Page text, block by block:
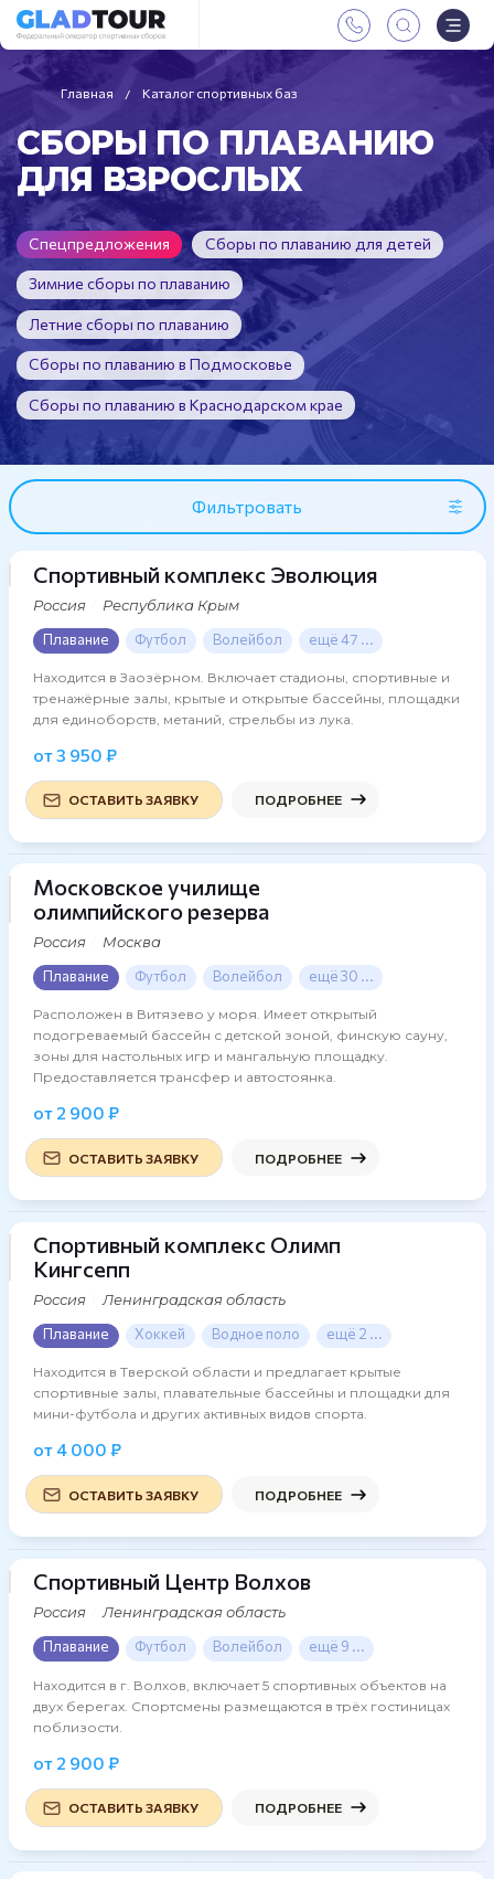
Главная Каталог спортивных баз
СБОРЫ ПО ПЛАВАНИЮ
ДЛЯ ВЗРОСЛЫХ
Спецпредложения Сборы по плаванию для детей
Зимние сборы по плаванию
Летние сборы по плаванию
Сборы по плаванию в Подмосковье
Сборы по плаванию в Краснодарском крае
Спортивный комплекс Эволюция
Россия
Республика Крым
Плавание
Футбол Волейбол ещё 47 ...
Находится в Заозёрном. Включает стадионы, спортивные и
тренажёрные залы, крытые и открытые бассейны, площадки
для единоборств, метаний, стрельбы из лука.
ОСТАВИТЬ ЗАЯВКУ ПОДРОБНЕЕ
от 3 950 ₽
42 фото
Московское училище
олимпийского резерва
Россия
Москва
Плавание
Футбол Волейбол ещё 30 ...
Расположен в Витязево у моря. Имеет открытый
подогреваемый бассейн с детской зоной, финскую сауну,
зоны для настольных игр и мангальную площадку.
Предоставляется трансфер и автостоянка.
ОСТАВИТЬ ЗАЯВКУ ПОДРОБНЕЕ
от 2 900 ₽
57 фото
Спортивный комплекс Олимп
Кингсепп
Россия
Ленинградская область
Плавание
Хоккей Водное поло ещё 2 ...
Находится в Тверской области и предлагает крытые
спортивные залы, плавательные бассейны и площадки для
мини-футбола и других активных видов спорта.
ОСТАВИТЬ ЗАЯВКУ ПОДРОБНЕЕ
от 4 000 ₽
25 фото
Спортивный Центр Волхов
Россия
Ленинградская область
Плавание
Футбол Волейбол ещё 9 ...
Находится в г. Волхов, включает 5 спортивных объектов на
двух берегах. Спортсмены размещаются в трёх гостиницах
поблизости.
ОСТАВИТЬ ЗАЯВКУ ПОДРОБНЕЕ
от 2 900 ₽
19 фото
Фильтровать